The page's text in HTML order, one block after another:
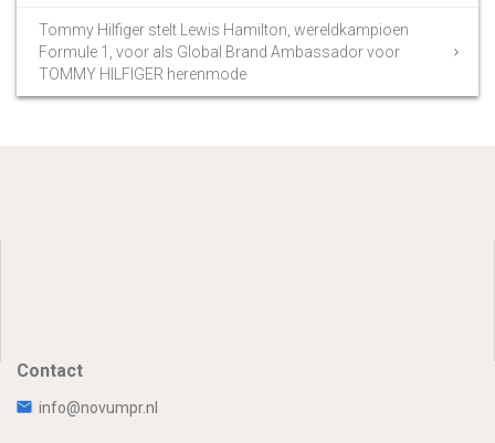
Tommy Hilfiger stelt Lewis Hamilton, wereldkampioen
Formule 1, voor als Global Brand Ambassador voor
TOMMY HILFIGER herenmode
Contact
info@novumpr.nl